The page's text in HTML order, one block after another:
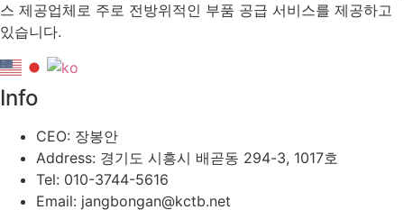
스 제공업체로 주로 전방위적인 부품 공급 서비스를 제공하고
있습니다.
Info
CEO: 장봉안
Address: 경기도 시흥시 배곧동 294-3, 1017호
Tel: 010-3744-5616
Email: jangbongan@kctb.net